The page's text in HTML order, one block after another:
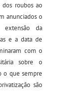
dos roubos ao
anunciados o
da
e a data de
com o
sobre o
o que sempre
são